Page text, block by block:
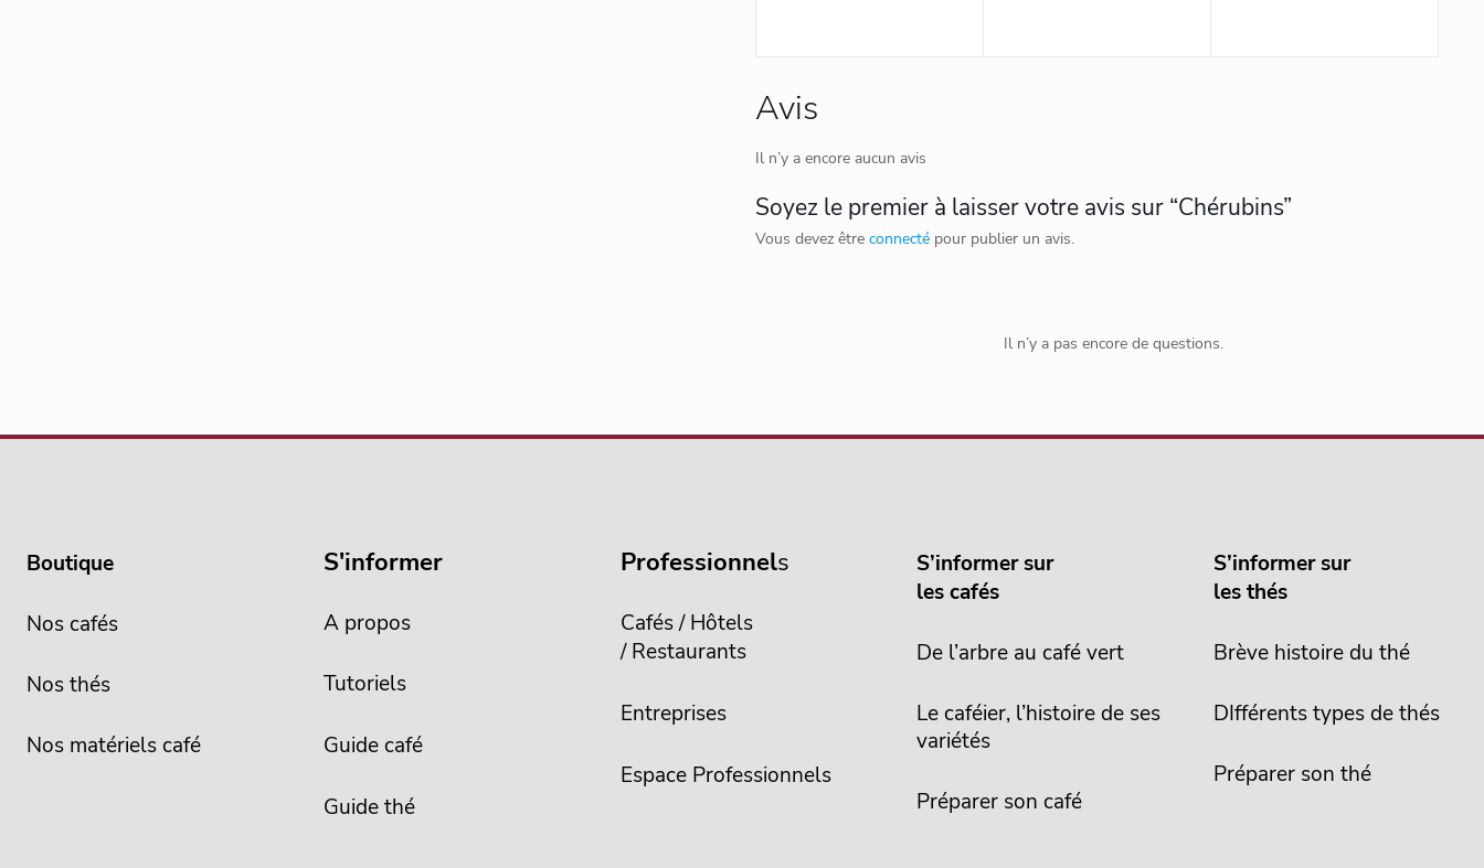
Avis
Il n’y a encore aucun avis
Soyez le premier à laisser votre avis sur “Chérubins”
Vous devez être connecté pour publier un avis.
Il n’y a pas encore de questions.
Boutique
Nos cafés
Nos thés
Nos matériels café
S'informer
A propos
Tutoriels
Guide café
Guide thé
Professionnels
Cafés / Hôtels
/ Restaurants
Entreprises
Espace Professionnels
S’informer sur
les cafés
De l’arbre au café vert
Le caféier, l’histoire de ses
variétés
Préparer son café
S’informer sur
les thés
Brève histoire du thé
DIfférents types de thés
Préparer son thé